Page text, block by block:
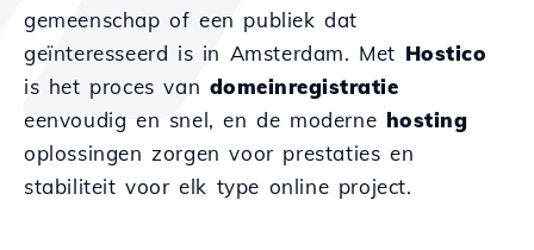
gemeenschap of een publiek dat
geïnteresseerd is in Amsterdam. Met Hostico
is het proces van domeinregistratie
eenvoudig en snel, en de moderne hosting
oplossingen zorgen voor prestaties en
stabiliteit voor elk type online project.